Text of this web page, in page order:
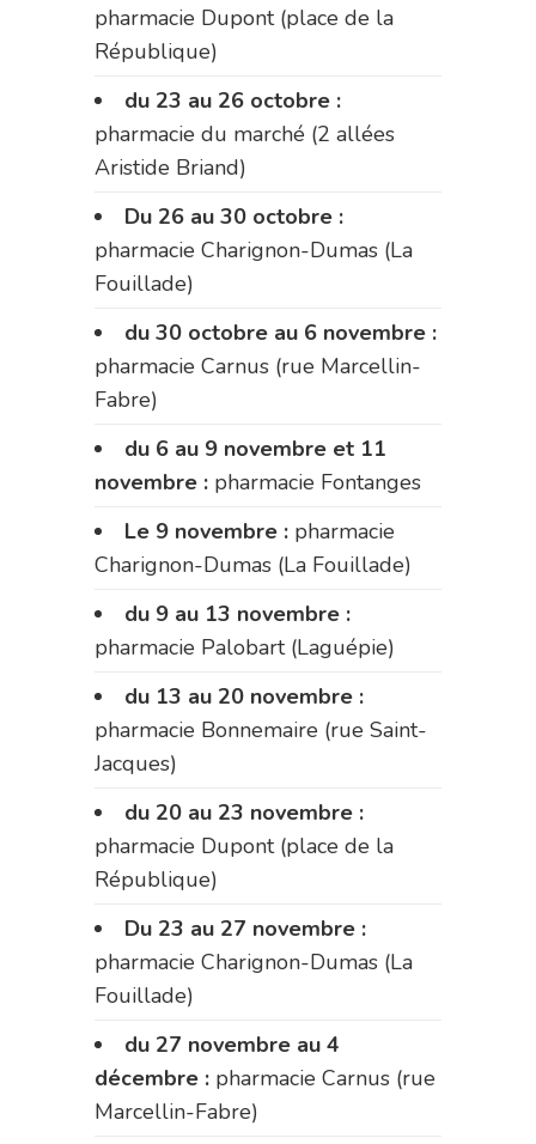
pharmacie Dupont (place de la
République)
du 23 au 26 octobre :
pharmacie du marché (2 allées
Aristide Briand)
Du 26 au 30 octobre :
pharmacie Charignon-Dumas (La
Fouillade)
du 30 octobre au 6 novembre :
pharmacie Carnus (rue Marcellin-
Fabre)
du 6 au 9 novembre et 11
novembre : pharmacie Fontanges
Le 9 novembre : pharmacie
Charignon-Dumas (La Fouillade)
du 9 au 13 novembre :
pharmacie Palobart (Laguépie)
du 13 au 20 novembre :
pharmacie Bonnemaire (rue Saint-
Jacques)
du 20 au 23 novembre :
pharmacie Dupont (place de la
République)
Du 23 au 27 novembre :
pharmacie Charignon-Dumas (La
Fouillade)
du 27 novembre au 4
décembre : pharmacie Carnus (rue
Marcellin-Fabre)